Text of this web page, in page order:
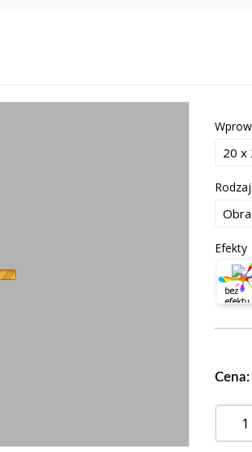
Efekty
Cena: